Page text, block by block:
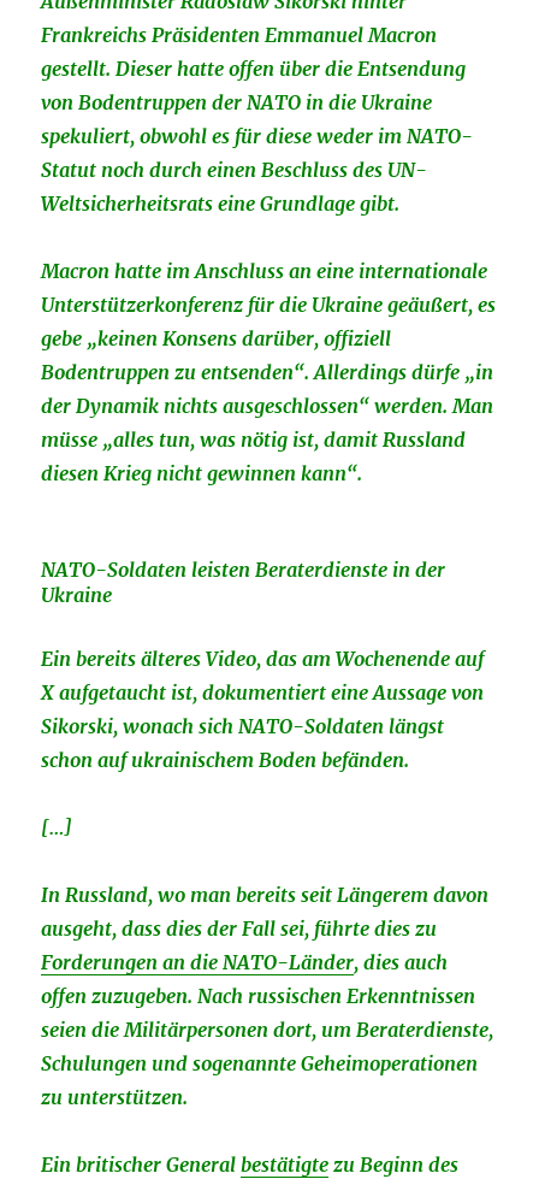
Frankreichs Präsidenten Emmanuel Macron
gestellt. Dieser hatte offen über die Entsendung
von Bodentruppen der NATO in die Ukraine
spekuliert, obwohl es für diese weder im NATO-
Statut noch durch einen Beschluss des UN-
Weltsicherheitsrats eine Grundlage gibt.
Macron hatte im Anschluss an eine internationale
Unterstützerkonferenz für die Ukraine geäußert, es
gebe „keinen Konsens darüber, offiziell
Bodentruppen zu entsenden“. Allerdings dürfe „in
der Dynamik nichts ausgeschlossen“ werden. Man
müsse „alles tun, was nötig ist, damit Russland
diesen Krieg nicht gewinnen kann“.
NATO-Soldaten leisten Beraterdienste in der
Ukraine
Ein bereits älteres Video, das am Wochenende auf
X aufgetaucht ist, dokumentiert eine Aussage von
Sikorski, wonach sich NATO-Soldaten längst
schon auf ukrainischem Boden befänden.
[…]
In Russland, wo man bereits seit Längerem davon
ausgeht, dass dies der Fall sei, führte dies zu
Forderungen an die NATO-Länder, dies auch
offen zuzugeben. Nach russischen Erkenntnissen
seien die Militärpersonen dort, um Beraterdienste,
Schulungen und sogenannte Geheimoperationen
zu unterstützen.
Ein britischer Generalbestätigte zu Beginn des